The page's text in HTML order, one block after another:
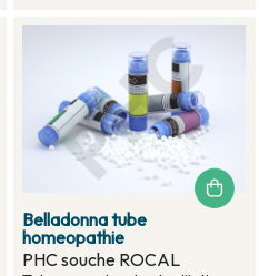
Belladonna tube
homeopathie
PHC souche ROCAL